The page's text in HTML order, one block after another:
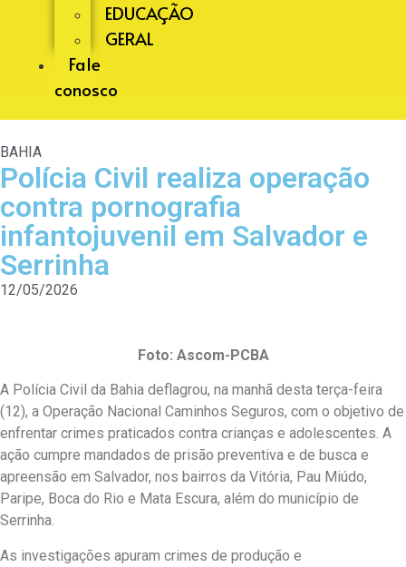
EDUCAÇÃO
GERAL
Fale
conosco
BAHIA
Polícia Civil realiza operação
contra pornografia
infantojuvenil em Salvador e
Serrinha
12/05/2026
Foto: Ascom-PCBA
A Polícia Civil da Bahia deflagrou, na manhã desta terça-feira
(12), a Operação Nacional Caminhos Seguros, com o objetivo de
enfrentar crimes praticados contra crianças e adolescentes. A
ação cumpre mandados de prisão preventiva e de busca e
apreensão em Salvador, nos bairros da Vitória, Pau Miúdo,
Paripe, Boca do Rio e Mata Escura, além do município de
Serrinha.
As investigações apuram crimes de produção e